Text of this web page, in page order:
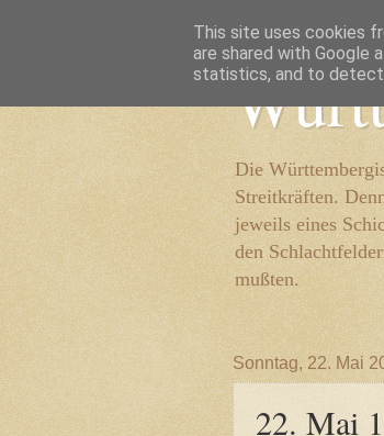
Die
Streitkräften.
jeweils eines
den
mußten.
Sonntag, 22. Mai
22. Mai
This site uses cookies
are shared with Google
statistics, and to detect